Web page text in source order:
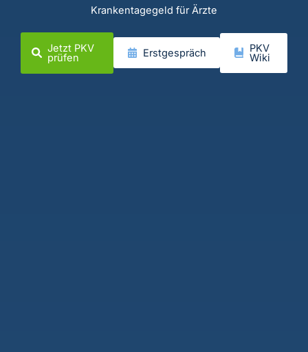
Krankentagegeld für Ärzte
Jetzt PKV
prüfen Erstgespräch PKV
Wiki